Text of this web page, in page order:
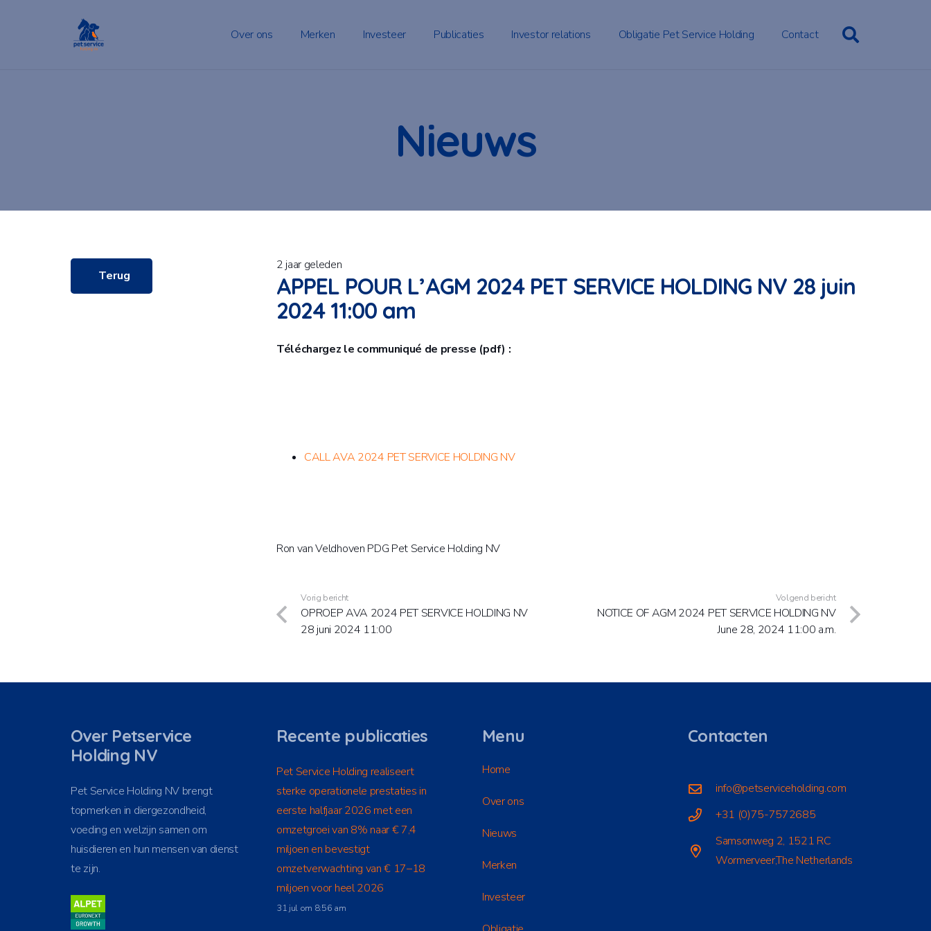
Over ons Merken Investeer Publicaties Investor relations Obligatie Pet Service Holding Contact
Nieuws
Terug
2 jaar geleden
APPEL POUR L’AGM 2024 PET SERVICE HOLDING NV 28 juin
2024 11:00 am
Téléchargez le communiqué de presse (pdf) :
CALL AVA 2024 PET SERVICE HOLDING NV
Ron van Veldhoven PDG Pet Service Holding NV
Vorig bericht
OPROEP AVA 2024 PET SERVICE HOLDING NV
28 juni 2024 11:00
Volgend bericht
NOTICE OF AGM 2024 PET SERVICE HOLDING NV
June 28, 2024 11:00 a.m.
Over Petservice
Holding NV
Pet Service Holding NV brengt
topmerken in diergezondheid,
voeding en welzijn samen om
huisdieren en hun mensen van dienst
te zijn.
Recente publicaties
Pet Service Holding realiseert
sterke operationele prestaties in
eerste halfjaar 2026 met een
omzetgroei van 8% naar € 7,4
miljoen en bevestigt
omzetverwachting van € 17–18
miljoen voor heel 2026
31 jul om 8:56 am
Menu
Home
Over ons
Nieuws
Merken
Investeer
Contacten
info@petserviceholding.com
+31 (0)75-7572685
Samsonweg 2, 1521 RC
Wormerveer,The Netherlands